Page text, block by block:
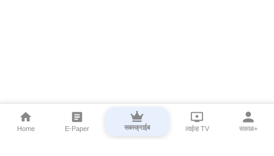
Home E-Paper सबस्क्राईब लाईव्ह TV सकाळ+